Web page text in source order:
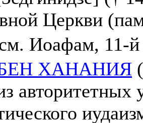
Церкви
Иоафам, 11-й
ХАНАНИЯ
авторитетных